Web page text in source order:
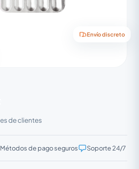
Envío discreto
de clientes
Métodos de pago seguros Soporte 24/7